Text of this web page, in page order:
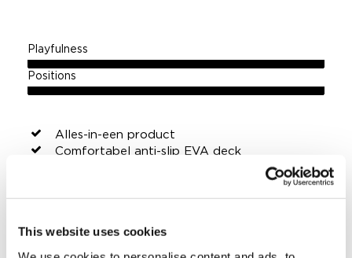
This website uses cookies
Playfulness
Positions
Alles-in-een product
Comfortabel anti-slip EVA deck
Gemakkelijk in te schuiven afneembare
High press fiberglass molded
Injectie gegoten handvat met geïntegreerde
sleephaak